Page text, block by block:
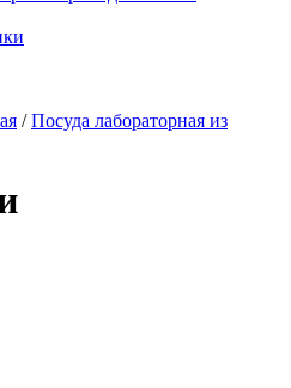
/Посуда лабораторная из